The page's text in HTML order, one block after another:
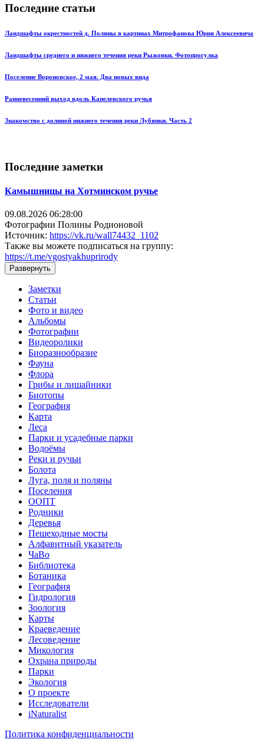
Последние статьи
Ландшафты окрестностей д. Поляны в картинах Митрофанова Юрия Алексеевича
Ландшафты среднего и нижнего течения реки Рыжовки. Фотопрогулка
Поселение Вороновское, 2 мая. Два новых вида
Ранневесенний выход вдоль Капелевского ручья
Знакомство с долиной нижнего течения реки Лубянки. Часть 2
Последние заметки
Камышницы на Хотминском ручье
09.08.2026 06:28:00
Фотографии Полины Родионовой
Источник: https://vk.ru/wall74432_1102
Также вы можете подписаться на группу:
https://t.me/vgostyakhuprirody
Развернуть
Заметки
Статьи
Фото и видео
Альбомы
Фотографии
Видеоролики
Биоразнообразие
Фауна
Флора
Грибы и лишайники
Биотопы
География
Карта
Леса
Парки и усадебные парки
Водоёмы
Реки и ручьи
Болота
Луга, поля и поляны
Поселения
ООПТ
Родники
Деревья
Пешеходные мосты
Алфавитный указатель
ЧаВо
Библиотека
Ботаника
География
Гидрология
Зоология
Карты
Краеведение
Лесоведение
Микология
Охрана природы
Парки
Экология
О проекте
Исследователи
iNaturalist
Политика конфиденциальности